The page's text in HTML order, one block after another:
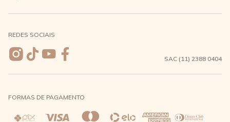
Meus pedidos
Wishlist
Entrega e Frete
Trocas e Devoluções
Direito de Arrependimento
REDES SOCIAIS
SAC (11) 2388 0404
FORMAS DE PAGAMENTO